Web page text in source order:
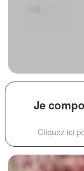
Je
Cliquez ici